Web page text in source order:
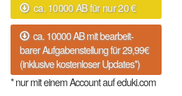
ca. 10000 AB für nur 20 €
ca. 10000 AB mit bearbeit-
barer Aufgabenstellung für 29,99€
(inklusive kostenloser Updates*)
* nur mit einem Account auf eduki.com